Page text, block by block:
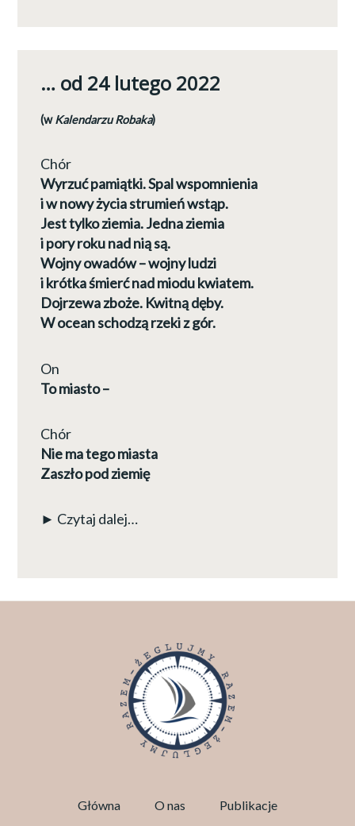
… od 24 lutego 2022
(wKalendarzu Robaka)
Chór
Wyrzuć pamiątki. Spal wspomnienia
i w nowy życia strumień wstąp.
Jest tylko ziemia. Jedna ziemia
i pory roku nad nią są.
Wojny owadów – wojny ludzi
i krótka śmierć nad miodu kwiatem.
Dojrzewa zboże. Kwitną dęby.
W ocean schodzą rzeki z gór.
On
To miasto –
Chór
Nie ma tego miasta
Zaszło pod ziemię
► Czytaj dalej…
Główna O nas Publikacje